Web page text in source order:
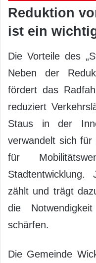
Reduktion
ist ein
Die Vorteile des
Neben der
fördert das
reduziert
Staus in der
verwandelt sich für
für
Stadtentwicklung.
zählt und trägt
die
schärfen.
Die Gemeinde